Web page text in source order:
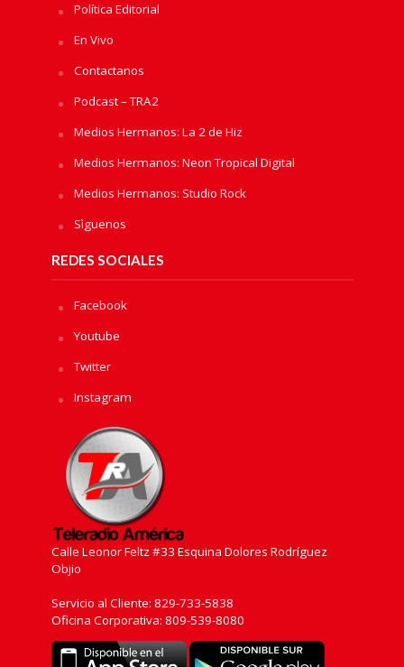
Política Editorial
En Vivo
Contactanos
Podcast – TRA2
Medios Hermanos: La 2 de Hiz
Medios Hermanos: Neon Tropical Digital
Medios Hermanos: Studio Rock
Sìguenos
REDES SOCIALES
Facebook
Youtube
Twitter
Instagram
Calle Leonor Feltz #33 Esquina Dolores Rodríguez
Objio
Servicio al Cliente: 829-733-5838
Oficina Corporativa: 809-539-8080